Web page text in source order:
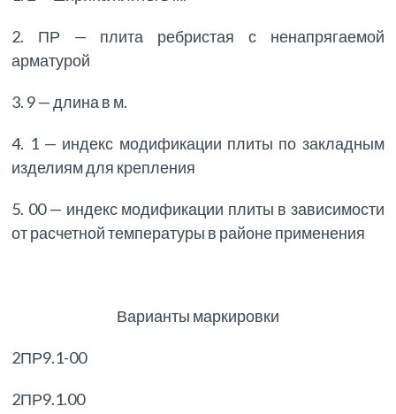
2. ПР — плита ребристая с ненапрягаемой
арматурой
3. 9 — длина в м.
4. 1 — индекс модификации плиты по закладным
изделиям для крепления
5. 00 — индекс модификации плиты в зависимости
от расчетной температуры в районе применения
Варианты маркировки
2ПР9.1-00
2ПР9.1.00